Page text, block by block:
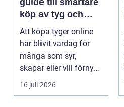
guide till smartare
köp av tyg och
hemtextil
Att köpa tyger online
har blivit vardag för
många som syr,
skapar eller vill förnya
hemmet utan att ...
16 juli 2026